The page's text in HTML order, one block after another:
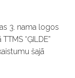
3. nama logos
“ĢILDE”
šajā